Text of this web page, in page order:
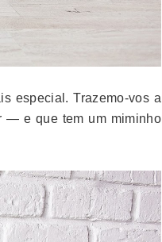
especial. Trazemo-vos a
— e que tem um miminho